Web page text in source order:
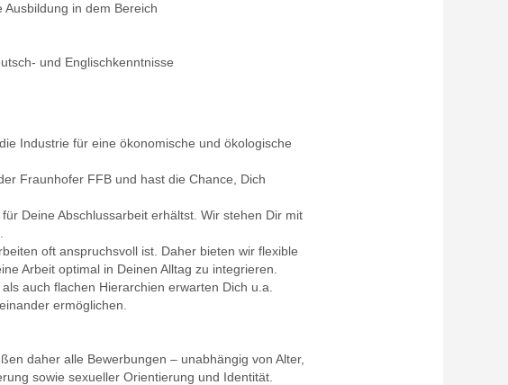
in dem Bereich
und Englischkenntnisse
Industrie für eine ökonomische und ökologische
Fraunhofer FFB und hast die Chance, Dich
Deine Abschlussarbeit erhältst. Wir stehen Dir mit
oft anspruchsvoll ist. Daher bieten wir flexible
Arbeit optimal in Deinen Alltag zu integrieren.
auch flachen Hierarchien erwarten Dich u.a.
ermöglichen.
daher alle Bewerbungen – unabhängig von Alter,
sowie sexueller Orientierung und Identität.